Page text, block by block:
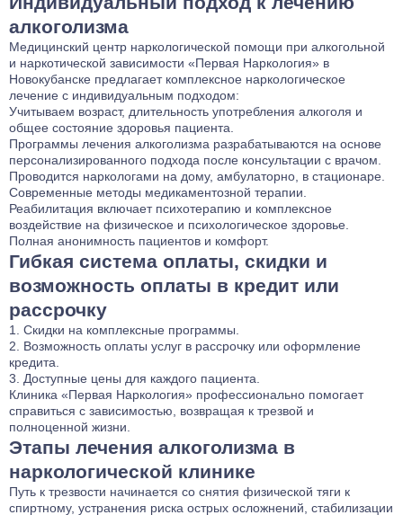
алкоголизма
Медицинский центр наркологической помощи при алкогольной
и наркотической зависимости «Первая Наркология» в
Новокубанске предлагает комплексное наркологическое
лечение с индивидуальным подходом:
Учитываем возраст, длительность употребления алкоголя и
общее состояние здоровья пациента.
Программы лечения алкоголизма разрабатываются на основе
персонализированного подхода после консультации с врачом.
Проводится наркологами на дому, амбулаторно, в стационаре.
Современные методы медикаментозной терапии.
Реабилитация включает психотерапию и комплексное
воздействие на физическое и психологическое здоровье.
Полная анонимность пациентов и комфорт.
Гибкая система оплаты, скидки и
возможность оплаты в кредит или
рассрочку
Скидки на комплексные программы.
Возможность оплаты услуг в рассрочку или оформление
кредита.
Доступные цены для каждого пациента.
Клиника «Первая Наркология» профессионально помогает
справиться с зависимостью, возвращая к трезвой и
полноценной жизни.
Этапы лечения алкоголизма в
наркологической клинике
Путь к трезвости начинается со снятия физической тяги к
спиртному, устранения риска острых осложнений, стабилизации